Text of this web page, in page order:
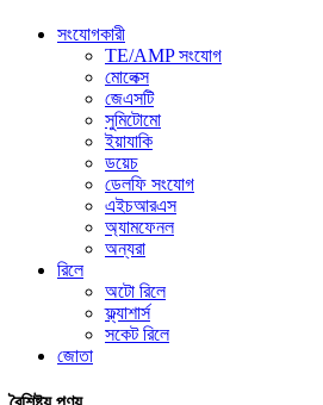
সংযোগকারী
TE/AMP সংযোগ
মোলেক্স
জেএসটি
সুমিটোমো
ইয়াযাকি
ডয়েচ
ডেলফি সংযোগ
এইচআরএস
অ্যামফেনল
অন্যরা
রিলে
অটো রিলে
ফ্ল্যাশার্স
সকেট রিলে
জোতা